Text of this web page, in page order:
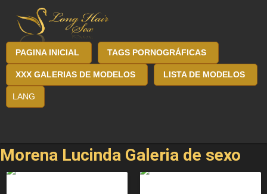
PAGINA INICIAL TAGS PORNOGRÁFICAS
XXX GALERIAS DE MODELOS LISTA DE MODELOS
LANG
Morena Lucinda Galeria de sexo